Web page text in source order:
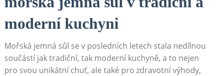
moderní kuchyni
Mořská jemná sůl se v posledních letech stala nedílnou
součástí jak tradiční, tak moderní kuchyně, a to nejen
pro svou unikátní chuť, ale také pro zdravotní výhody,